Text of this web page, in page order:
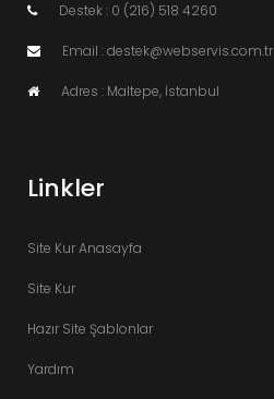
Destek : 0 (216) 518 4260
Email : destek@webservis.com.tr
Adres : Maltepe, İstanbul
Linkler
Site Kur Anasayfa
Site Kur
Hazır Site Şablonlar
Yardım